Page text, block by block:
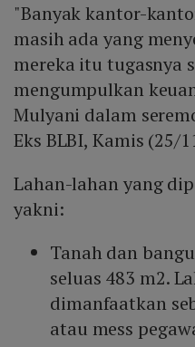
"Banyak kantor-
masih ada yang
mereka itu tugasnya
mengumpulkan
Mulyani dalam
Eks BLBI, Kamis (25/
Lahan-lahan yang
yakni:
Tanah dan
seluas 483 m2.
dimanfaatkan
atau mess